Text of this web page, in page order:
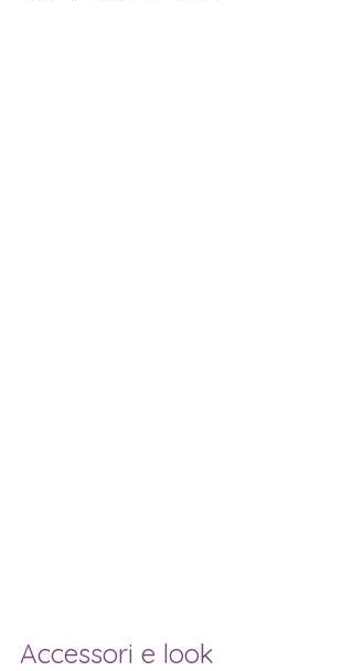
Accessori e look